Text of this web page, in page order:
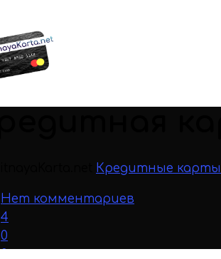
Кредитные карты
Нет комментариев
4
0